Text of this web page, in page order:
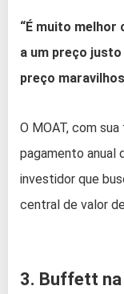
“É muito melhor
a um preço
preço
O MOAT, com
pagamento anual
investidor que
central de valor
3. Buffett na